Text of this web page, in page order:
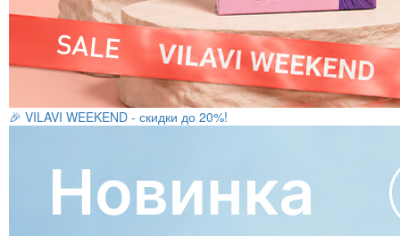
🎉 VILAVI WEEKEND - скидки до 20%!